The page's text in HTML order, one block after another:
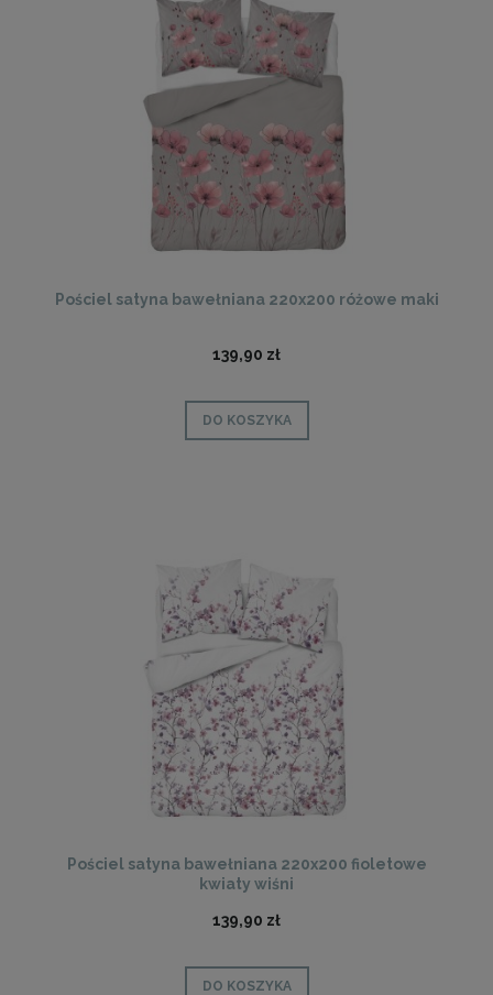
Pościel satyna bawełniana 220x200 różowe maki
139,90 zł
DO KOSZYKA
Pościel satyna bawełniana 220x200 fioletowe
kwiaty wiśni
139,90 zł
DO KOSZYKA